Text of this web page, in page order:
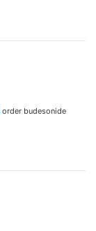
order budesonide